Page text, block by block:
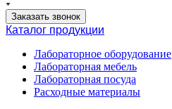
Заказать звонок
Каталог продукции
Лабораторное оборудование
Лабораторная мебель
Лабораторная посуда
Расходные материалы